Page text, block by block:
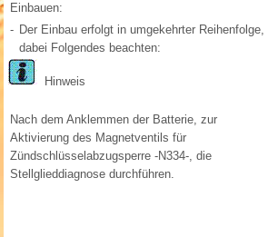
Einbauen:
- Der Einbau erfolgt in umgekehrter Reihenfolge,
dabei Folgendes beachten:
Hinweis
Nach dem Anklemmen der Batterie, zur
Aktivierung des Magnetventils für
Zündschlüsselabzugsperre -N334-, die
Stellglieddiagnose durchführen.